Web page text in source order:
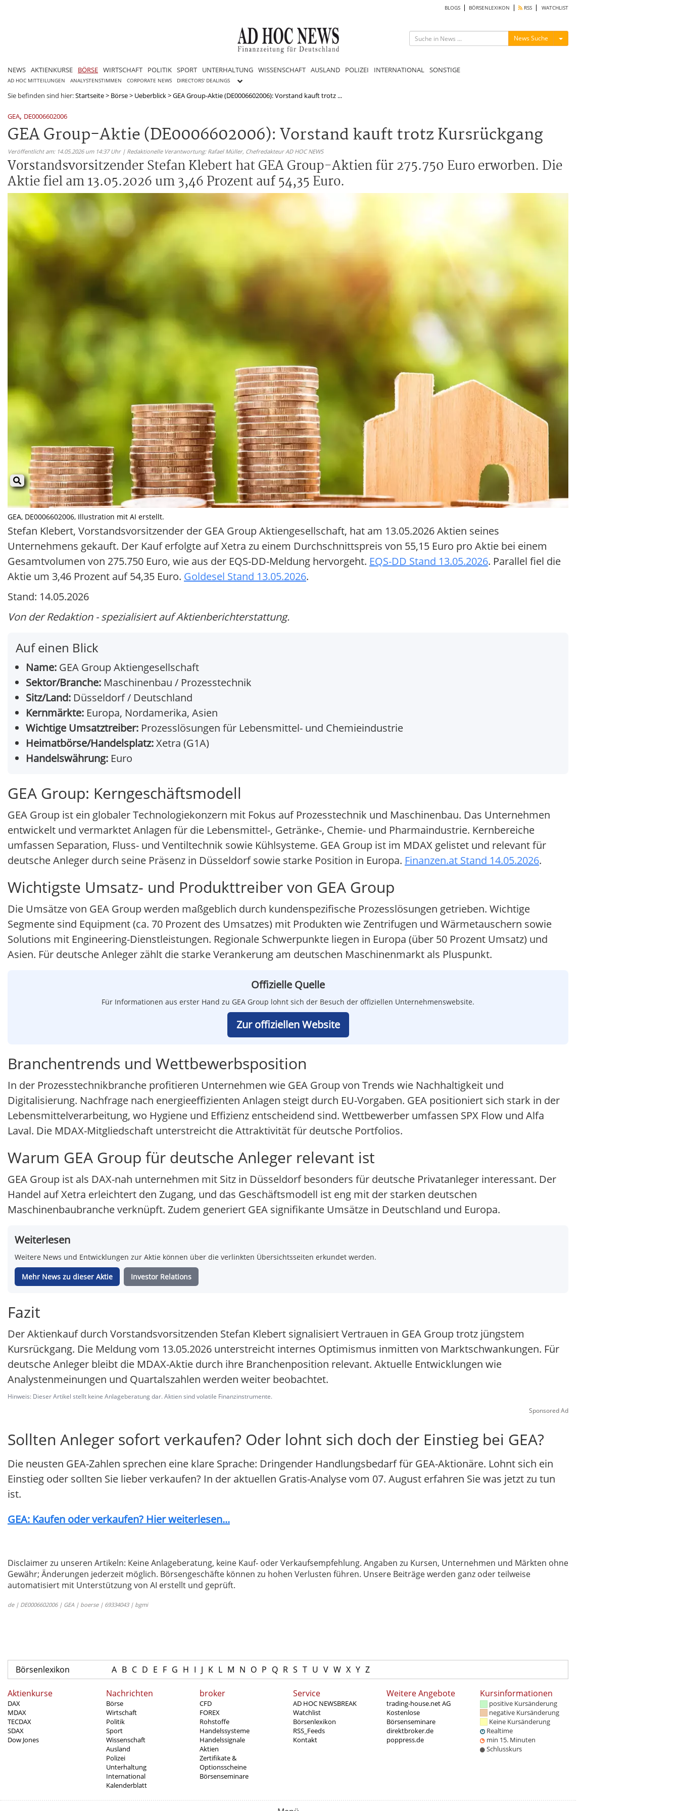
BLOGS BÖRSENLEXIKON RSS WATCHLIST
News Suche Menü ein-/ausblenden
NEWS AKTIENKURSE BÖRSE WIRTSCHAFT POLITIK SPORT UNTERHALTUNG WISSENSCHAFT AUSLAND POLIZEI INTERNATIONAL SONSTIGE
AD HOC MITTEILUNGEN ANALYSTENSTIMMEN CORPORATE NEWS DIRECTORS' DEALINGS
Sie befinden sind hier:Startseite> Börse> Ueberblick>GEA Group-Aktie (DE0006602006): Vorstand kauft trotz ...
GEA, DE0006602006
GEA Group-Aktie (DE0006602006): Vorstand kauft trotz Kursrückgang
Veröffentlicht am: 14.05.2026 um 14:37 Uhr | Redaktionelle Verantwortung: Rafael Müller, Chefredakteur AD HOC NEWS
Vorstandsvorsitzender Stefan Klebert hat GEA Group-Aktien für 275.750 Euro erworben. Die
Aktie fiel am 13.05.2026 um 3,46 Prozent auf 54,35 Euro.
GEA, DE0006602006, Illustration mit AI erstellt.
Stefan Klebert, Vorstandsvorsitzender der GEA Group Aktiengesellschaft, hat am 13.05.2026 Aktien seines
Unternehmens gekauft. Der Kauf erfolgte auf Xetra zu einem Durchschnittspreis von 55,15 Euro pro Aktie bei einem
Gesamtvolumen von 275.750 Euro, wie aus der EQS-DD-Meldung hervorgeht. EQS-DD Stand 13.05.2026. Parallel fiel die
Aktie um 3,46 Prozent auf 54,35 Euro. Goldesel Stand 13.05.2026.
Stand: 14.05.2026
Von der Redaktion - spezialisiert auf Aktienberichterstattung.
Auf einen Blick
Name: GEA Group Aktiengesellschaft
Sektor/Branche: Maschinenbau / Prozesstechnik
Sitz/Land: Düsseldorf / Deutschland
Kernmärkte: Europa, Nordamerika, Asien
Wichtige Umsatztreiber: Prozesslösungen für Lebensmittel- und Chemieindustrie
Heimatbörse/Handelsplatz:Xetra (G1A)
Handelswährung: Euro
GEA Group: Kerngeschäftsmodell
GEA Group ist ein globaler Technologiekonzern mit Fokus auf Prozesstechnik und Maschinenbau. Das Unternehmen
entwickelt und vermarktet Anlagen für die Lebensmittel-, Getränke-, Chemie- und Pharmaindustrie. Kernbereiche
umfassen Separation, Fluss- und Ventiltechnik sowie Kühlsysteme. GEA Group ist im MDAX gelistet und relevant für
deutsche Anleger durch seine Präsenz in Düsseldorf sowie starke Position in Europa. Finanzen.at Stand 14.05.2026.
Wichtigste Umsatz- und Produkttreiber von GEA Group
Die Umsätze von GEA Group werden maßgeblich durch kundenspezifische Prozesslösungen getrieben. Wichtige
Segmente sind Equipment (ca. 70 Prozent des Umsatzes) mit Produkten wie Zentrifugen und Wärmetauschern sowie
Solutions mit Engineering-Dienstleistungen. Regionale Schwerpunkte liegen in Europa (über 50 Prozent Umsatz) und
Asien. Für deutsche Anleger zählt die starke Verankerung am deutschen Maschinenmarkt als Pluspunkt.
Offizielle Quelle
Für Informationen aus erster Hand zu GEA Group lohnt sich der Besuch der offiziellen Unternehmenswebsite.
Zur offiziellen Website
Branchentrends und Wettbewerbsposition
In der Prozesstechnikbranche profitieren Unternehmen wie GEA Group von Trends wie Nachhaltigkeit und
Digitalisierung. Nachfrage nach energieeffizienten Anlagen steigt durch EU-Vorgaben. GEA positioniert sich stark in der
Lebensmittelverarbeitung, wo Hygiene und Effizienz entscheidend sind. Wettbewerber umfassen SPX Flow und Alfa
Laval. Die MDAX-Mitgliedschaft unterstreicht die Attraktivität für deutsche Portfolios.
Warum GEA Group für deutsche Anleger relevant ist
GEA Group ist als DAX-nah unternehmen mit Sitz in Düsseldorf besonders für deutsche Privatanleger interessant. Der
Handel auf Xetra erleichtert den Zugang, und das Geschäftsmodell ist eng mit der starken deutschen
Maschinenbaubranche verknüpft. Zudem generiert GEA signifikante Umsätze in Deutschland und Europa.
Weiterlesen
Weitere News und Entwicklungen zur Aktie können über die verlinkten Übersichtsseiten erkundet werden.
Mehr News zu dieser Aktie Investor Relations
Fazit
Der Aktienkauf durch Vorstandsvorsitzenden Stefan Klebert signalisiert Vertrauen in GEA Group trotz jüngstem
Kursrückgang. Die Meldung vom 13.05.2026 unterstreicht internes Optimismus inmitten von Marktschwankungen. Für
deutsche Anleger bleibt die MDAX-Aktie durch ihre Branchenposition relevant. Aktuelle Entwicklungen wie
Analystenmeinungen und Quartalszahlen werden weiter beobachtet.
Hinweis: Dieser Artikel stellt keine Anlageberatung dar. Aktien sind volatile Finanzinstrumente.
Sponsored Ad
Sollten Anleger sofort verkaufen? Oder lohnt sich doch der Einstieg bei GEA?
Die neusten GEA-Zahlen sprechen eine klare Sprache: Dringender Handlungsbedarf für GEA-Aktionäre. Lohnt sich ein
Einstieg oder sollten Sie lieber verkaufen? In der aktuellen Gratis-Analyse vom 07. August erfahren Sie was jetzt zu tun
ist.
GEA: Kaufen oder verkaufen? Hier weiterlesen...
Disclaimer zu unseren Artikeln: Keine Anlageberatung, keine Kauf- oder Verkaufsempfehlung. Angaben zu Kursen, Unternehmen und Märkten ohne
Gewähr; Änderungen jederzeit möglich. Börsengeschäfte können zu hohen Verlusten führen. Unsere Beiträge werden ganz oder teilweise
automatisiert mit Unterstützung von AI erstellt und geprüft.
de | DE0006602006 | GEA | boerse | 69334043 | bgmi
Börsenlexikon A B C D E F G H I J K L M N O P Q R S T U V W X Y Z
Aktienkurse
DAX
MDAX
TECDAX
SDAX
Dow Jones
Nachrichten
Börse
Wirtschaft
Politik
Sport
Wissenschaft
Ausland
Polizei
Unterhaltung
International
Kalenderblatt
broker
CFD
FOREX
Rohstoffe
Handelssysteme
Handelssignale
Aktien
Zertifikate &
Optionsscheine
Börsenseminare
Service
AD HOC NEWSBREAK
Watchlist
Börsenlexikon
RSS_Feeds
Kontakt
Weitere Angebote
trading-house.net AG
Kostenlose
Börsenseminare
direktbroker.de
poppress.de
Kursinformationen
positive Kursänderung
negative Kursänderung
Keine Kursänderung
Realtime
min 15. Minuten
Schlusskurs